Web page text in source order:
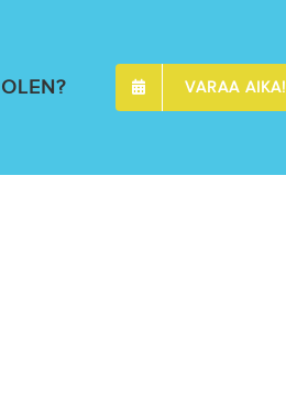
VARAA AIKA!